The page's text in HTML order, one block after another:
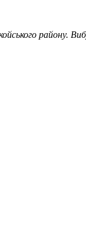
району.